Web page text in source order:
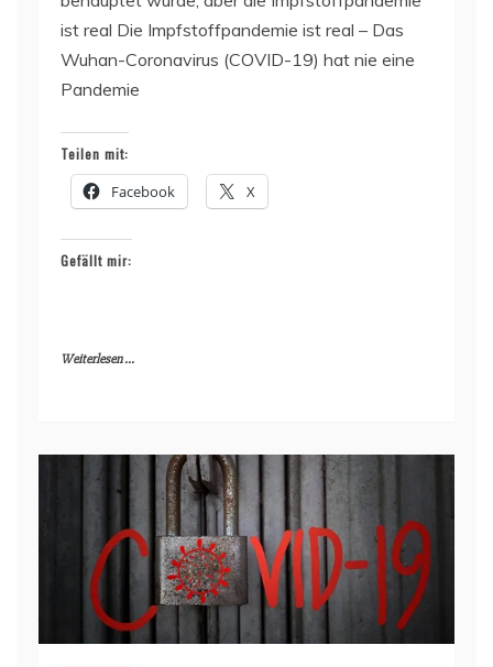
ist real Die Impfstoffpandemie ist real – Das
Wuhan-Coronavirus (COVID-19) hat nie eine
Pandemie
Teilen mit:
Facebook X
Gefällt mir:
Weiterlesen ...